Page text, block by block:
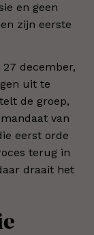
en geen
zijn eerste
december,
uit te
de groep,
van
eerst orde
terug in
draait het